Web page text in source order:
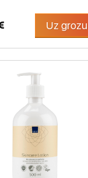
Uz grozu